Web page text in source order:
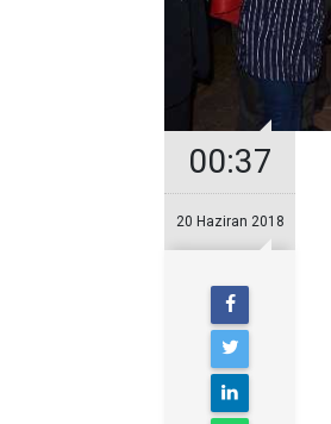
00:37
20 Haziran 2018